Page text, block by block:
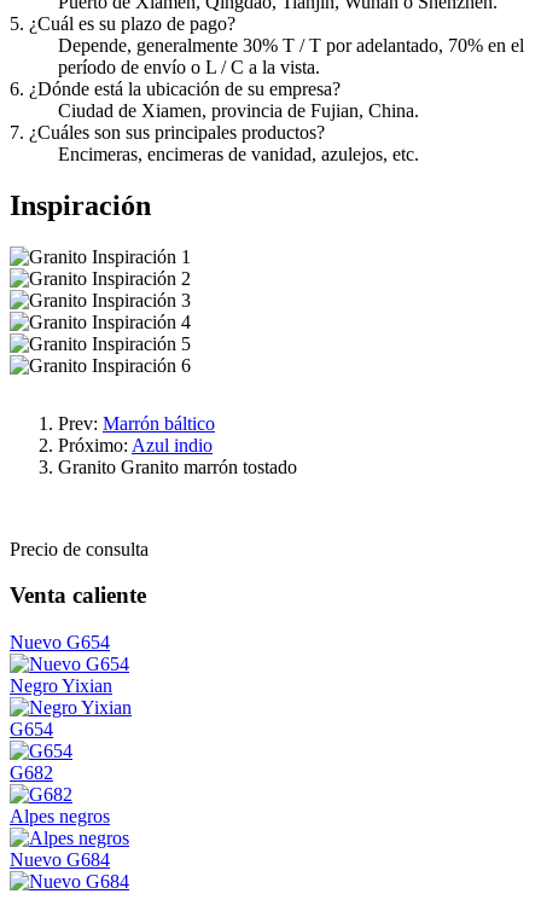
5. ¿Cuál es su plazo de pago?
Depende, generalmente 30% T / T por adelantado, 70% en el
período de envío o L / C a la vista.
6. ¿Dónde está la ubicación de su empresa?
Ciudad de Xiamen, provincia de Fujian, China.
7. ¿Cuáles son sus principales productos?
Encimeras, encimeras de vanidad, azulejos, etc.
Inspiración
Prev: Marrón báltico
Próximo: Azul indio
Granito Granito marrón tostado
Precio de consulta
Venta caliente
Nuevo G654
Negro Yixian
G654
G682
Alpes negros
Nuevo G684